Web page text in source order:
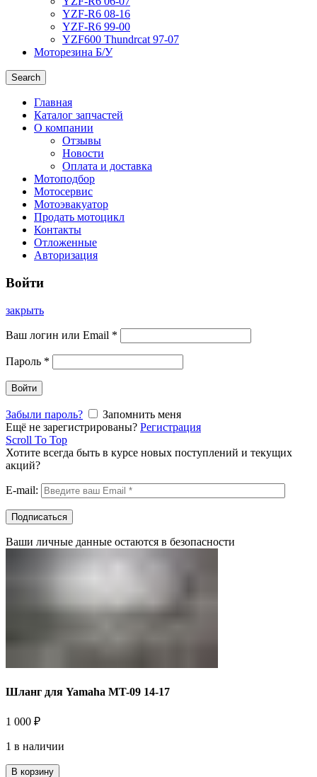
YZF-R6 08-16
YZF-R6 99-00
YZF600 Thundrcat 97-07
Моторезина Б/У
Search
Главная
Каталог запчастей
О компании
Отзывы
Новости
Оплата и доставка
Мотоподбор
Мотосервис
Мотоэвакуатор
Продать мотоцикл
Контакты
Отложенные
Авторизация
Войти
закрыть
Ваш логин или Email *
Пароль *
Войти
Забыли пароль?
Запомнить меня
Ещё не зарегистрированы? Регистрация
Scroll To Top
Хотите всегда быть в курсе новых поступлений и текущих
акций?
E-mail:
Ваши личные данные остаются в безопасности
Шланг для Yamaha MT-09 14-17
1 000 ₽
1 в наличии
В корзину